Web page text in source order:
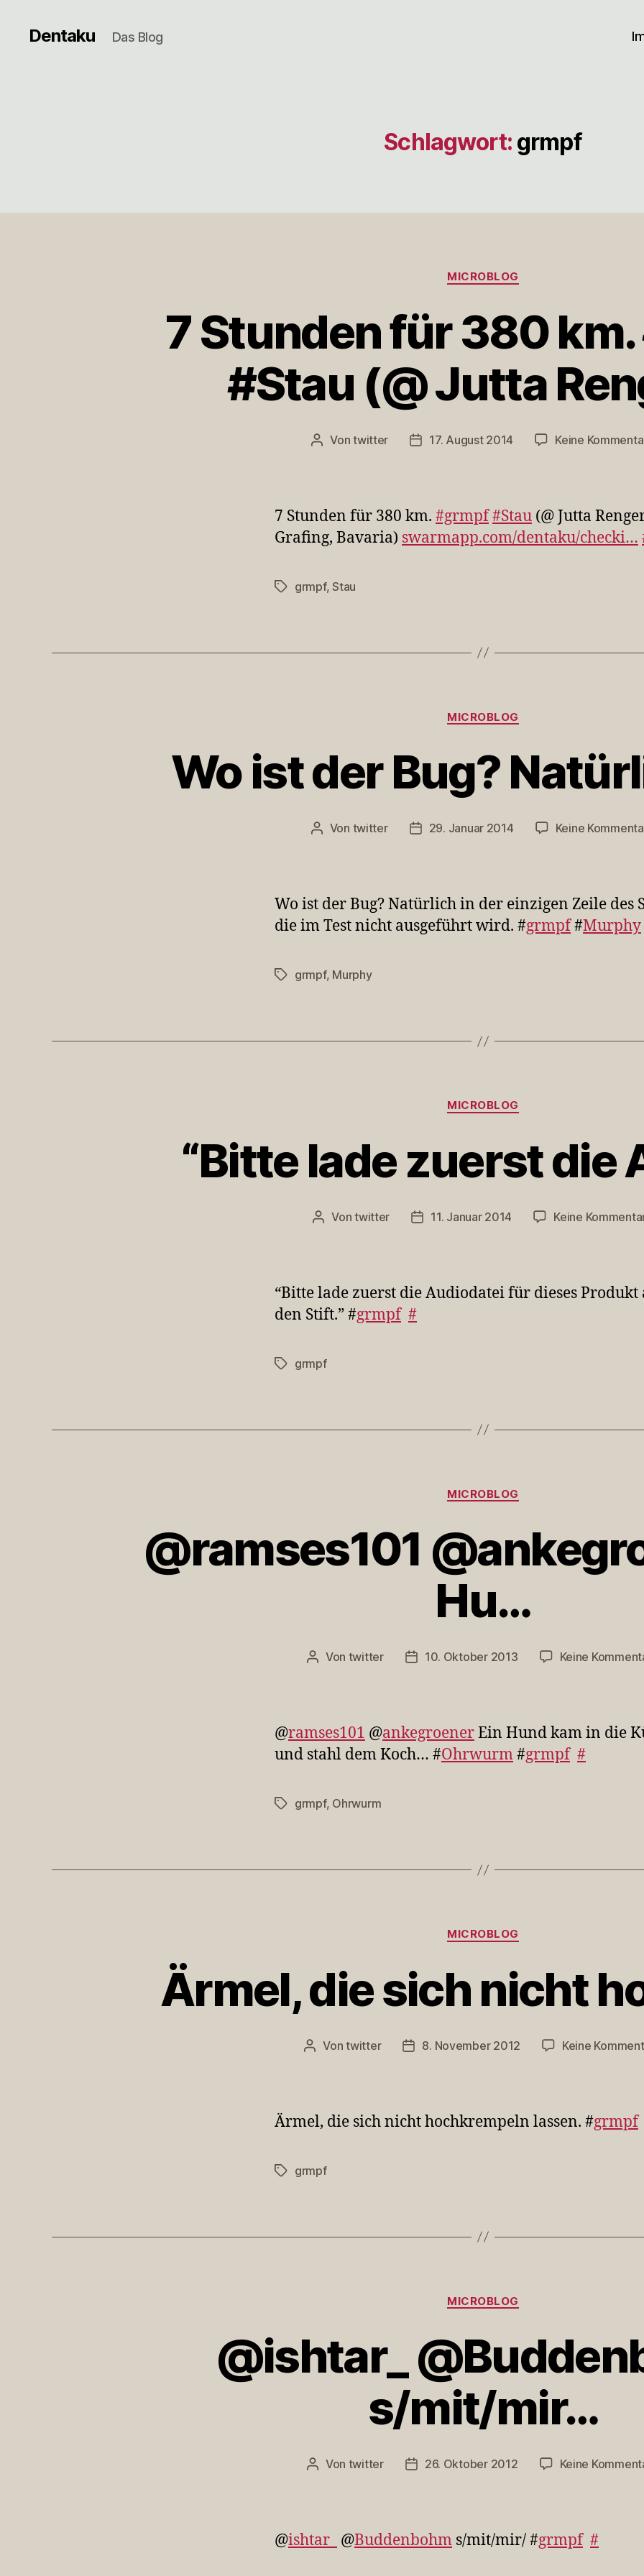
Dentaku Das Blog
Schlagwort: grmpf
Kategorien
MICROBLOG
7 Stunden für 380
#Stau (@ Jutta
Beitragsautor
Vontwitter Veröffentlichungsdatum
17. August 2014 Keine
7 Stunden für 380 km. #grmpf#Stau (@ Jutta
Grafing, Bavaria) swarmapp.com/dentaku/checki…
Schlagwörter
grmpf,Stau
Kategorien
MICROBLOG
Wo ist der Bug?
Beitragsautor
Von twitter Veröffentlichungsdatum
29. Januar 2014 Keine
Wo ist der Bug? Natürlich in der einzigen Zeile des
die im Test nicht ausgeführt wird. #grmpf#Murphy
Schlagwörter
grmpf, Murphy
Kategorien
MICROBLOG
“Bitte lade zuerst die
Beitragsautor
Vontwitter Veröffentlichungsdatum
11. Januar 2014 Keine
“Bitte lade zuerst die Audiodatei für dieses Produkt
den Stift.” #grmpf #
Schlagwörter
grmpf
Kategorien
MICROBLOG
@ramses101
Hu…
Beitragsautor
Von twitter Veröffentlichungsdatum
10. Oktober 2013 Keine
@ramses101 @ankegroenerEin Hund kam in die
und stahl dem Koch… #Ohrwurm#grmpf #
Schlagwörter
grmpf, Ohrwurm
Kategorien
MICROBLOG
Ärmel, die sich nicht
Beitragsautor
Vontwitter Veröffentlichungsdatum
8. November 2012 Keine
Ärmel, die sich nicht hochkrempeln lassen. #grmpf
Schlagwörter
grmpf
Kategorien
MICROBLOG
@ishtar_
s/mit/mir…
Beitragsautor
Von twitter Veröffentlichungsdatum
26. Oktober 2012 Keine
@ishtar_ @Buddenbohm s/mit/mir/ #grmpf #